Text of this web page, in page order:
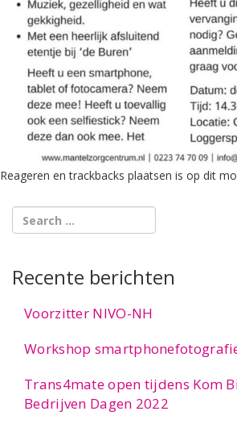
Reageren en trackbacks plaatsen is op dit
Recente berichten
Voorzitter NIVO-NH
Workshop
Trans4mate open tijdens Kom
Bedrijven Dagen 2022